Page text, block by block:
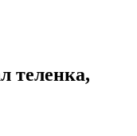
теленка,